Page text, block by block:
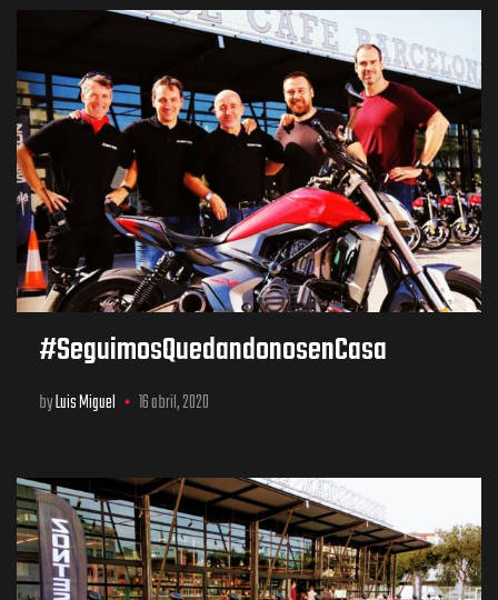
#SeguimosQuedandonosenCasa
byLuis Miguel 16 abril, 2020